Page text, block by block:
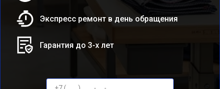
Экспресс ремонт в день обращения
Гарантия до 3-х лет